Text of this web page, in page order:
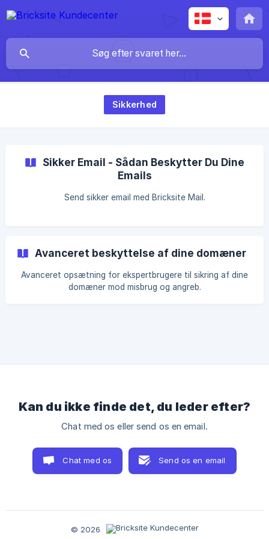
Sikkerhed
Sikker Email - Sådan Beskytter Du Dine
Emails
Send sikker email med Bricksite Mail.
Avanceret beskyttelse af dine domæner
Avanceret opsætning for ekspertbrugere til sikring af dine
domæner mod misbrug og angreb.
Kan du ikke finde det, du leder efter?
Chat med os eller send os en email.
Chat med os Send os en email
© 2026